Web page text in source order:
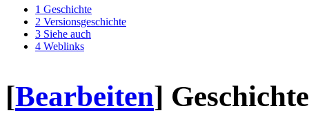
1 Geschichte
2 Versionsgeschichte
3 Siehe auch
4 Weblinks
[Bearbeiten] Geschichte